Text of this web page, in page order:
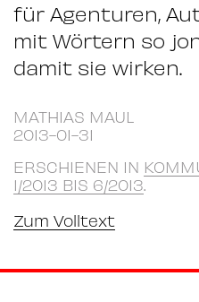
für Agenturen,
mit Wörtern so
damit sie wirken.
MATHIAS MAUL
2013-01-31
ERSCHIENEN IN
1/2013 BIS 6/2013
Zum Volltext